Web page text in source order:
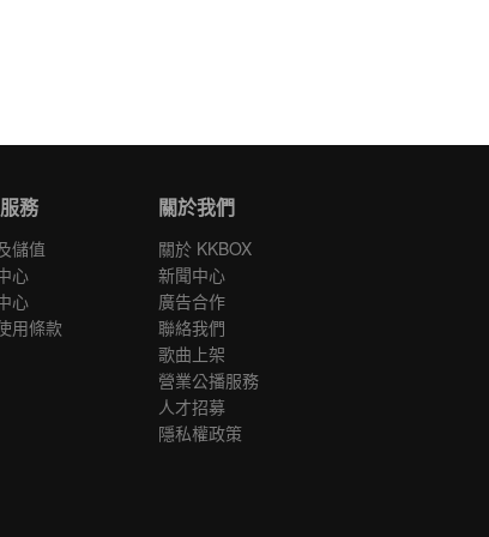
務
儲值
心
心
用條款
關於我們
關於 KKBOX
新聞中心
廣告合作
聯絡我們
歌曲上架
營業公播服務
人才招募
隱私權政策